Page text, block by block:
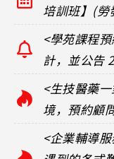
培訓班】(勞
<學苑課程
計，並公告
<生技醫藥
境，預約顧
<企業輔導